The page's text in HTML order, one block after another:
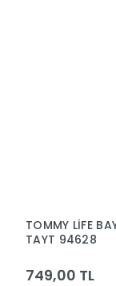
TOMMY LİFE
TAYT 94628
749,00 TL